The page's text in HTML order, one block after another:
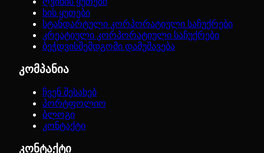
ხის ყუთები
სტანდარტული კორპორატიული საჩუქრები
კრეატიული კორპორატიული საჩუქრები
ბეჭდვისშემდგომი დამუშავება
კომპანია
ჩვენ შესახებ
პორტფოლიო
ბლოგი
კონტაქტი
კონტაქტი